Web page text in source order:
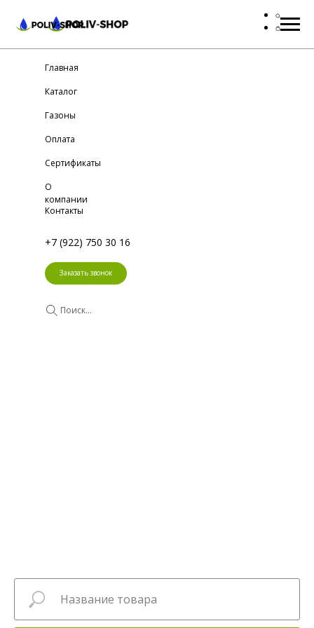
Заказать звонок
+7 (922) 750 30 16
Главная
Каталог
Газоны
Оплата
Сертификаты
О
компании
Контакты
Поиск...